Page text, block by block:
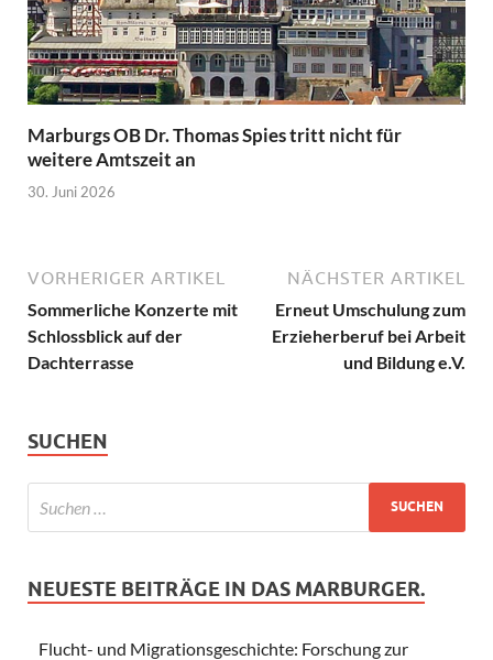
Marburgs OB Dr. Thomas Spies tritt nicht für
weitere Amtszeit an
30. Juni 2026
VORHERIGER ARTIKEL
Sommerliche Konzerte mit
Schlossblick auf der
Dachterrasse
NÄCHSTER ARTIKEL
Erneut Umschulung zum
Erzieherberuf bei Arbeit
und Bildung e.V.
SUCHEN
NEUESTE BEITRÄGE IN DAS MARBURGER.
Flucht- und Migrationsgeschichte: Forschung zur